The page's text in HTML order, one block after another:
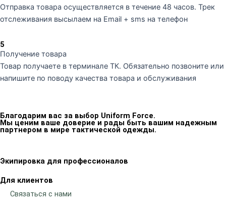
Отправка товара осуществляется в течение 48 часов. Трек
отслеживания высылаем на Email + sms на телефон
5
Получение товара
Товар получаете в терминале ТК. Обязательно позвоните или
напишите по поводу качества товара и обслуживания
Благодарим вас за выбор Uniform Force.
Мы ценим ваше доверие и рады быть вашим надежным
партнером в мире тактической одежды.
Экипировка для профессионалов
Для клиентов
Связаться с нами